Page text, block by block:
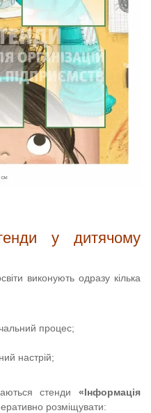
у дитячому
виконують одразу кілька
процес;
настрій;
стенди «Інформація
розміщувати: